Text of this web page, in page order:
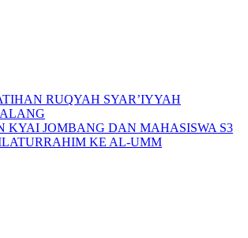
RUQYAH SYAR’IYYAH
KYAI JOMBANG DAN MAHASISWA S3
KE AL-UMM